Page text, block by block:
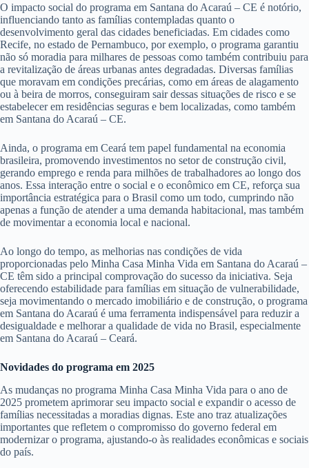
O impacto social do programa em Santana do Acaraú – CE é notório,
influenciando tanto as famílias contempladas quanto o
desenvolvimento geral das cidades beneficiadas. Em cidades como
Recife, no estado de Pernambuco, por exemplo, o programa garantiu
não só moradia para milhares de pessoas como também contribuiu para
a revitalização de áreas urbanas antes degradadas. Diversas famílias
que moravam em condições precárias, como em áreas de alagamento
ou à beira de morros, conseguiram sair dessas situações de risco e se
estabelecer em residências seguras e bem localizadas, como também
em Santana do Acaraú – CE.
Ainda, o programa em Ceará tem papel fundamental na economia
brasileira, promovendo investimentos no setor de construção civil,
gerando emprego e renda para milhões de trabalhadores ao longo dos
anos. Essa interação entre o social e o econômico em CE, reforça sua
importância estratégica para o Brasil como um todo, cumprindo não
apenas a função de atender a uma demanda habitacional, mas também
de movimentar a economia local e nacional.
Ao longo do tempo, as melhorias nas condições de vida
proporcionadas pelo Minha Casa Minha Vida em Santana do Acaraú –
CE têm sido a principal comprovação do sucesso da iniciativa. Seja
oferecendo estabilidade para famílias em situação de vulnerabilidade,
seja movimentando o mercado imobiliário e de construção, o programa
em Santana do Acaraú é uma ferramenta indispensável para reduzir a
desigualdade e melhorar a qualidade de vida no Brasil, especialmente
em Santana do Acaraú – Ceará.
Novidades do programa em 2025
As mudanças no programa Minha Casa Minha Vida para o ano de
2025 prometem aprimorar seu impacto social e expandir o acesso de
famílias necessitadas a moradias dignas. Este ano traz atualizações
importantes que refletem o compromisso do governo federal em
modernizar o programa, ajustando-o às realidades econômicas e sociais
do país.